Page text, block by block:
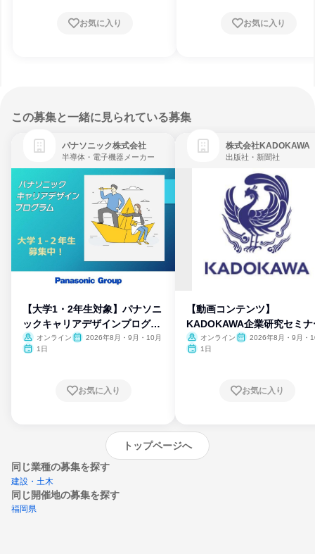
お気に入り お気に入り
この募集と一緒に見られている募集
パナソニック株式会社
半導体・電子機器メーカー
【大学1・2年生対象】パナソニ
ックキャリアデザインプログラ
ム
オンライン
2026年8月・9月・10月
1日
お気に入り
株式会社KADOKAWA
出版社・新聞社
【動画コンテンツ】
KADOKAWA企業研究セミナ
オンライン
2026年8月・9月・
1日
お気に入り
トップページへ
同じ業種の募集を探す
建設・土木
同じ開催地の募集を探す
福岡県